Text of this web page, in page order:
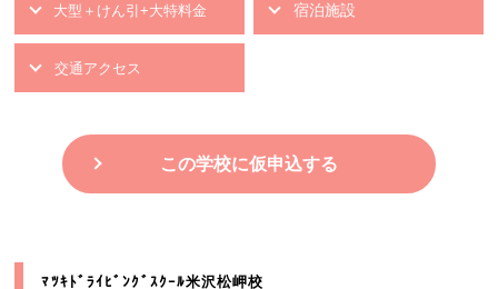
大型＋けん引+大特料金 宿泊施設
交通アクセス
この学校に仮申込する
ﾏﾂｷﾄﾞﾗｲﾋﾞﾝｸﾞｽｸｰﾙ米沢松岬校